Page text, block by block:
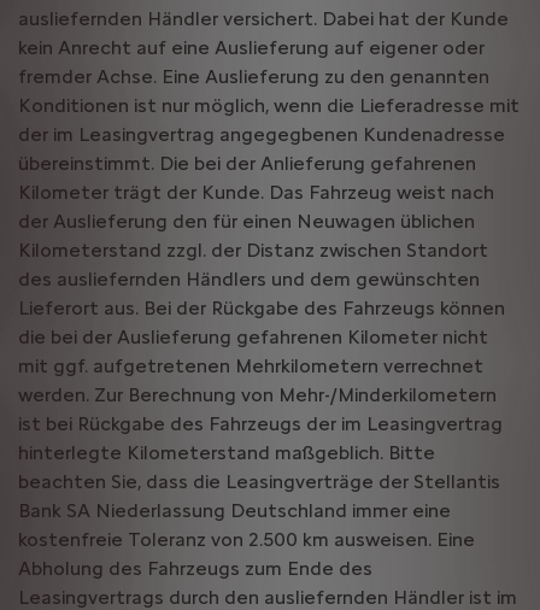
ausliefernden Händler versichert. Dabei hat der Kunde
kein Anrecht auf eine Auslieferung auf eigener oder
fremder Achse. Eine Auslieferung zu den genannten
Konditionen ist nur möglich, wenn die Lieferadresse mit
der im Leasingvertrag angegegbenen Kundenadresse
übereinstimmt. Die bei der Anlieferung gefahrenen
Kilometer trägt der Kunde. Das Fahrzeug weist nach
der Auslieferung den für einen Neuwagen üblichen
Kilometerstand zzgl. der Distanz zwischen Standort
des ausliefernden Händlers und dem gewünschten
Lieferort aus. Bei der Rückgabe des Fahrzeugs können
die bei der Auslieferung gefahrenen Kilometer nicht
mit ggf. aufgetretenen Mehrkilometern verrechnet
werden. Zur Berechnung von Mehr-/Minderkilometern
ist bei Rückgabe des Fahrzeugs der im Leasingvertrag
hinterlegte Kilometerstand maßgeblich. Bitte
beachten Sie, dass die Leasingverträge der Stellantis
Bank SA Niederlassung Deutschland immer eine
kostenfreie Toleranz von 2.500 km ausweisen. Eine
Abholung des Fahrzeugs zum Ende des
Leasingvertrags durch den ausliefernden Händler ist im